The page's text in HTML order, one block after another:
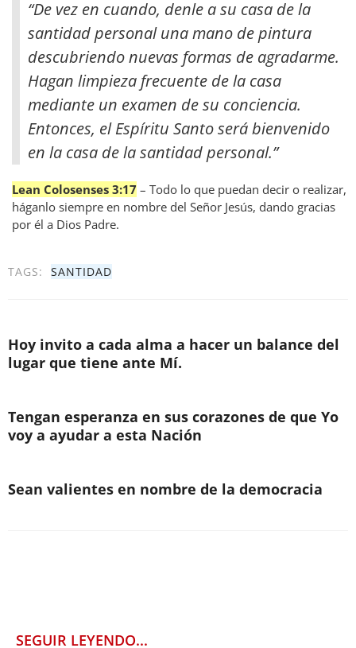
“De vez en cuando, denle a su casa de la
santidad personal una mano de pintura
descubriendo nuevas formas de agradarme.
Hagan limpieza frecuente de la casa
mediante un examen de su conciencia.
Entonces, el Espíritu Santo será bienvenido
en la casa de la santidad personal.”
Lean Colosenses 3:17 – Todo lo que puedan decir o realizar,
háganlo siempre en nombre del Señor Jesús, dando gracias
por él a Dios Padre.
TAGS: SANTIDAD
Hoy invito a cada alma a hacer un balance del
lugar que tiene ante Mí.
Tengan esperanza en sus corazones de que Yo
voy a ayudar a esta Nación
Sean valientes en nombre de la democracia
SEGUIR LEYENDO...